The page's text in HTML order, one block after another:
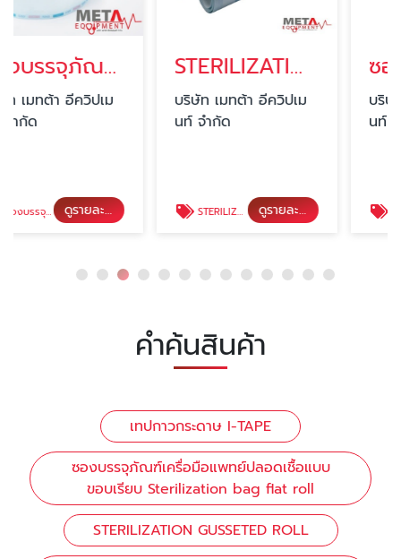
ซองบรรจุภัณฑ์เครื่อมือแพทย์ปลอดเชื้อแบบขอบเรียบ Sterilization bag flat roll
ม
ดูรายละเอียด
STERILIZATION GUSSETED ROLL
บริษัท เมทต้า อีควิปเม
STERILIZATION GUSSETED ROLL ดูรายละเอียด
บริษัท เมทต้า อีควิปเ
ซองบรรจุเวชภัณฑ์ปลอดเชื้อ TYVEK STERILZATION FLAT REEL
คำค้นสินค้า
เทปกาวกระดาษ I-TAPE
ซองบรรจุภัณฑ์เครื่อมือแพทย์ปลอดเชื้อแบบ
ขอบเรียบ Sterilization bag flat roll
STERILIZATION GUSSETED ROLL